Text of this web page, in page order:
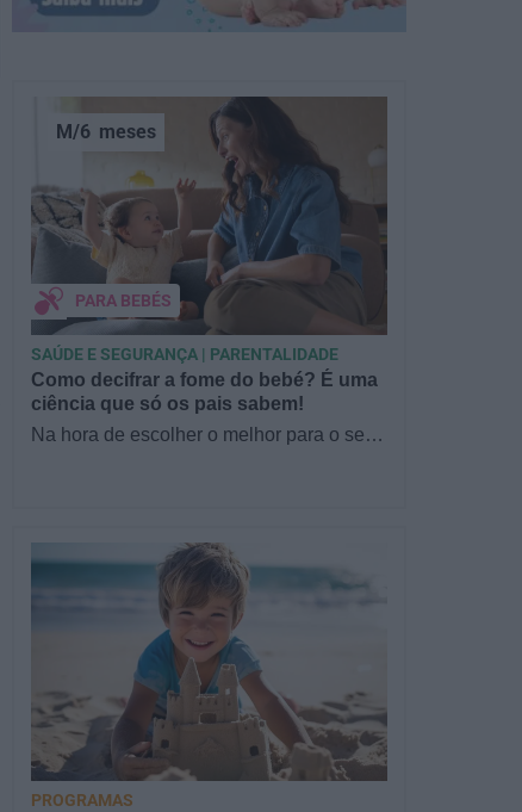
Como decifrar a fome do bebé? É uma
ciência que só os pais sabem!
Na hora de escolher o melhor para o seu
M/6 meses
PARA BEBÉS
SAÚDE E SEGURANÇA | PARENTALIDADE
PROGRAMAS